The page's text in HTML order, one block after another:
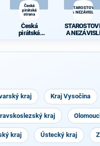
Česká
pirátská
strana
Česká
pirátská
STAROSTOVÉ
A NEZÁVISLÍ
A NEZÁVISLÍ
kraj Kraj Vysočina
kraj
kraj Ústecký kraj